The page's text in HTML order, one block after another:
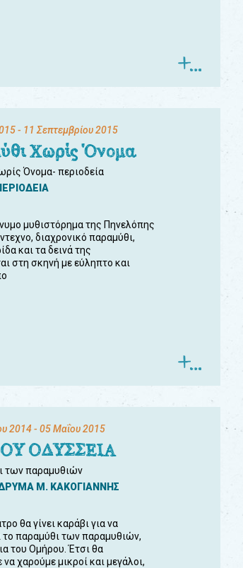
- 11 Σεπτεμβρίου 2015
Χωρίς Όνομα
Όνομα- περιοδεία
μυθιστόρημα της Πηνελόπης
διαχρονικό παραμύθι,
και τα δεινά της
στη σκηνή με εύληπτο και
2014- 05 Μαΐου 2015
ΟΔΥΣΣΕΙΑ
των παραμυθιών
Μ. ΚΑΚΟΓΙΑΝΝΗΣ
θα γίνει καράβι για να
το παραμύθι των παραμυθιών,
του Ομήρου. Έτσι θα
χαρούμε μικροί και μεγάλοι,